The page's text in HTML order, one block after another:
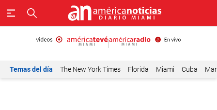
Temas del día The New York Times Florida Miami Cuba